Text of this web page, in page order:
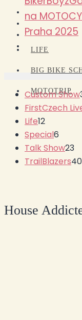
na
Praha 2025
LIFE
BIG BIKE
MOTOTRIP
Custom Show
FirstCzech
Life12
Special6
Talk Show23
TrailBlazers40
House